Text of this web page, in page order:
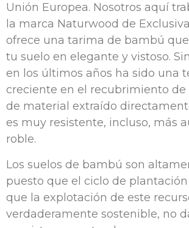
Unión Europea. Nosotros aquí
la marca Naturwood de
ofrece una tarima de bambú
tu suelo en elegante y vistoso.
en los últimos años ha sido una
creciente en el recubrimiento de
de material extraído
es muy resistente, incluso, más
roble.
Los suelos de bambú son
puesto que el ciclo de
que la explotación de este
verdaderamente sostenible, no